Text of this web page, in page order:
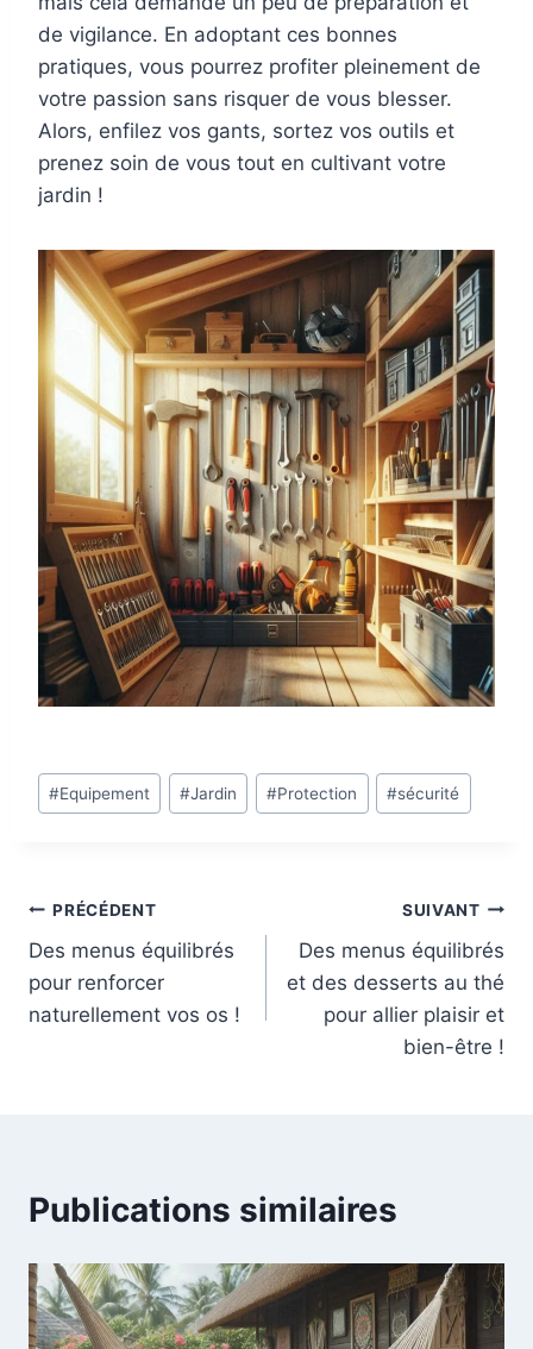
de vigilance. En adoptant ces bonnes
pratiques, vous pourrez profiter pleinement de
votre passion sans risquer de vous blesser.
Alors, enfilez vos gants, sortez vos outils et
prenez soin de vous tout en cultivant votre
jardin !
Étiquettes
de
#Equipement #Jardin #Protection #sécurité
Navigation
de
l’article
PRÉCÉDENT
Des menus équilibrés
pour renforcer
naturellement vos os !
SUIVANT
Des menus équilibrés
et des desserts au thé
pour allier plaisir et
bien-être !
Publications similaires